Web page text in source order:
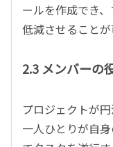
ールを作成でき
低減させることが
2.3 メンバーの
プロジェクトが
一人ひとりが自